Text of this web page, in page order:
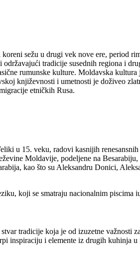
sežu u drugi vek nove ere, period
tradicije susednih regiona i
rumunske kulture. Moldavska
književnosti i umetnosti je doživeo
etničkih Rusa.
u 15. veku, radovi kasnijih
Moldavije, podeljene na
kao što su Aleksandru Donici,
koji se smatraju nacionalnim
tradicije koja je od izuzetne važnosti
inspiraciju i elemente iz drugih kuhinja